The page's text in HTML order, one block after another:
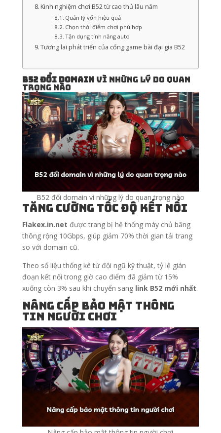
Kinh nghiệm chơi B52 từ cao thủ lâu năm
Quản lý vốn hiệu quả
Chọn thời điểm chơi phù hợp
Tận dụng tính năng auto
Tương lai phát triển của cổng game bài đại gia B52
B52 đổi domainvì những lý do quan
trọng nào
B52 đổi domain vì những lý do quan trọng nào
Tăng cường tốc độ kết nối
Flakex.in.net được trang bị hệ thống máy chủ băng
thông rộng 10Gbps, giúp giảm 70% thời gian tải trang
so với domain cũ.
Theo số liệu thống kê từ đội ngũ kỹ thuật, tỷ lệ gián
đoạn kết nối trong giờ cao điểm đã giảm từ 15%
xuống còn 3% sau khi chuyển sang link B52 mới nhất.
Nâng cấp bảo mật thông
tin người chơi